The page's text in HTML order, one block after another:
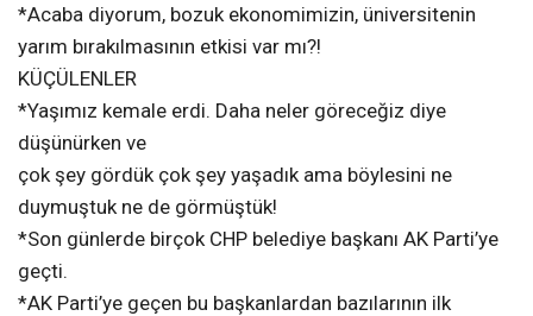
*Acaba diyorum, bozuk ekonomimizin, üniversitenin
yarım bırakılmasının etkisi var mı?!
KÜÇÜLENLER
*Yaşımız kemale erdi. Daha neler göreceğiz diye
düşünürken ve
çok şey gördük çok şey yaşadık ama böylesini ne
duymuştuk ne de görmüştük!
*Son günlerde birçok CHP belediye başkanı AK Parti’ye
geçti.
*AK Parti’ye geçen bu başkanlardan bazılarının ilk